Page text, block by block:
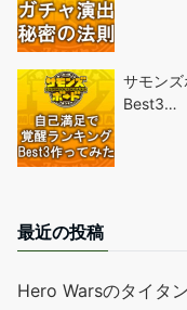
サモン
Best3…
最近の投稿
Hero Warsのタイタ